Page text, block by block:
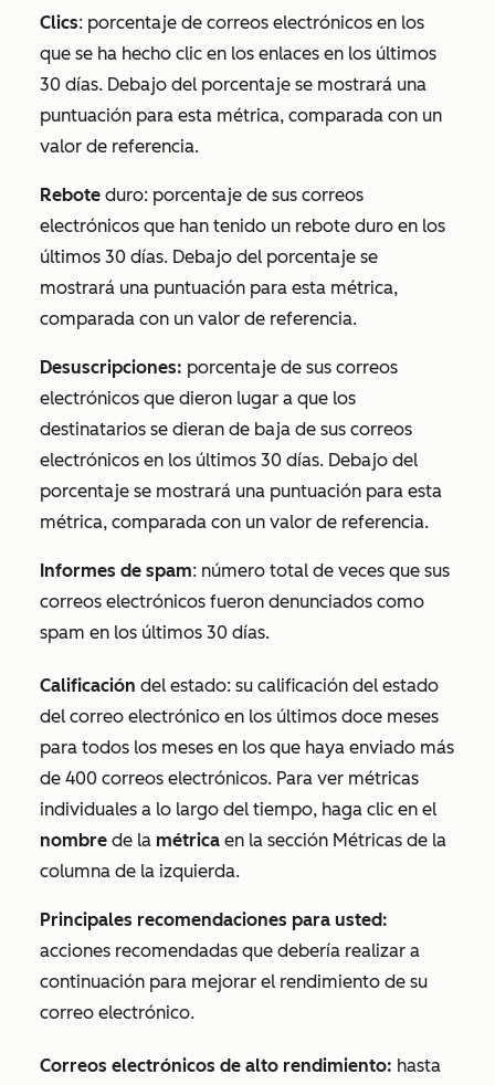
Clics: porcentaje de correos electrónicos en los
que se ha hecho clic en los enlaces en los últimos
30 días. Debajo del porcentaje se mostrará una
puntuación para esta métrica, comparada con un
valor de referencia.
Rebote duro: porcentaje de sus correos
electrónicos que han tenido un rebote duro en los
últimos 30 días. Debajo del porcentaje se
mostrará una puntuación para esta métrica,
comparada con un valor de referencia.
Desuscripciones: porcentaje de sus correos
electrónicos que dieron lugar a que los
destinatarios se dieran de baja de sus correos
electrónicos en los últimos 30 días. Debajo del
porcentaje se mostrará una puntuación para esta
métrica, comparada con un valor de referencia.
Informes de spam: número total de veces que sus
correos electrónicos fueron denunciados como
spam en los últimos 30 días.
Calificación del estado: su calificación del estado
del correo electrónico en los últimos doce meses
para todos los meses en los que haya enviado más
de 400 correos electrónicos. Para ver métricas
individuales a lo largo del tiempo, haga clic en el
nombre de la métrica en la sección Métricas de la
columna de la izquierda.
Principales recomendaciones para usted:
acciones recomendadas que debería realizar a
continuación para mejorar el rendimiento de su
correo electrónico.
Correos electrónicos de alto rendimiento: hasta